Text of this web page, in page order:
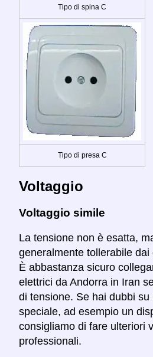
Tipo di spina C
Tipo di presa C
Voltaggio
Voltaggio simile
La tensione non è esatta,
generalmente tollerabile
È abbastanza sicuro
elettrici da Andorra in Iran
di tensione. Se hai dubbi su
speciale, ad esempio un
consigliamo di fare ulteriori
professionali.